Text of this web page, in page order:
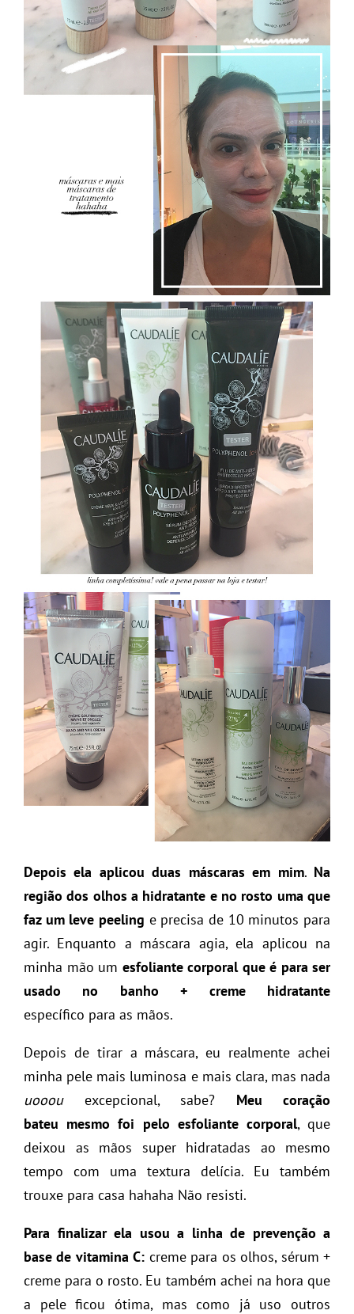
Depois ela aplicou duas máscaras em mim. Na
região dos olhos a hidratante e no rosto uma que
faz um leve peeling e precisa de 10 minutos para
agir. Enquanto a máscara agia, ela aplicou na
minha mão um esfoliante corporal que é para ser
usado no banho + creme hidratante
específico para as mãos.
Depois de tirar a máscara, eu realmente achei
minha pele mais luminosa e mais clara, mas nada
uooouexcepcional, sabe? Meu coração
bateu mesmo foi pelo esfoliante corporal, que
deixou as mãos super hidratadas ao mesmo
tempo com uma textura delícia. Eu também
trouxe para casa hahaha Não resisti.
Para finalizar ela usou a linha de prevenção a
base de vitamina C: creme para os olhos, sérum +
creme para o rosto. Eu também achei na hora que
a pele ficou ótima, mas como já uso outros